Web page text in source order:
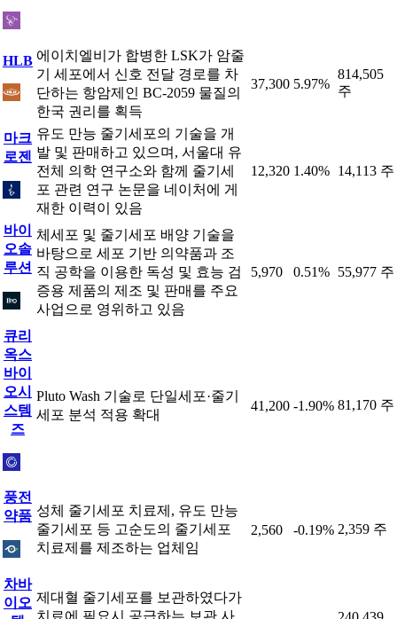
HLB 에이치엘비가 합병한 LSK가 암줄
기 세포에서 신호 전달 경로를 차
단하는 항암제인 BC-2059 물질의
한국 권리를 획득
37,300 5.97%
814,505
주
마크
로젠
유도 만능 줄기세포의 기술을 개
발 및 판매하고 있으며, 서울대 유
전체 의학 연구소와 함께 줄기세
포 관련 연구 논문을 네이처에 게
재한 이력이 있음
12,320 1.40% 14,113 주
바이
오솔
루션
체세포 및 줄기세포 배양 기술을
바탕으로 세포 기반 의약품과 조
직 공학을 이용한 독성 및 효능 검
증용 제품의 제조 및 판매를 주요
사업으로 영위하고 있음
5,970 0.51% 55,977 주
큐리
옥스
바이
오시
스템
즈
Pluto Wash 기술로 단일세포·줄기
세포 분석 적용 확대
41,200 -1.90% 81,170 주
풍전
약품 성체 줄기세포 치료제, 유도 만능
줄기세포 등 고순도의 줄기세포
치료제를 제조하는 업체임
2,560 -0.19% 2,359 주
차바
이오 제대혈 줄기세포를 보관하였다가
치료에 필요시 공급하는 보관 사